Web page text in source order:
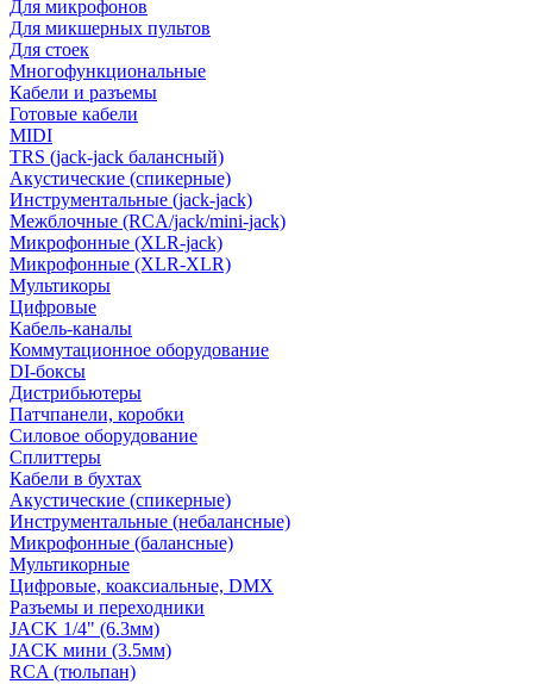
Для микрофонов
Для микшерных пультов
Для стоек
Многофункциональные
Кабели и разъемы
Готовые кабели
MIDI
TRS (jack-jack балансный)
Акустические (спикерные)
Инструментальные (jack-jack)
Межблочные (RCA/jack/mini-jack)
Микрофонные (XLR-jack)
Микрофонные (XLR-XLR)
Мультикоры
Цифровые
Кабель-каналы
Коммутационное оборудование
DI-боксы
Дистрибьютеры
Патчпанели, коробки
Силовое оборудование
Сплиттеры
Кабели в бухтах
Акустические (спикерные)
Инструментальные (небалансные)
Микрофонные (балансные)
Мультикорные
Цифровые, коаксиальные, DMX
Разъемы и переходники
JACK 1/4" (6.3мм)
JACK мини (3.5мм)
RCA (тюльпан)